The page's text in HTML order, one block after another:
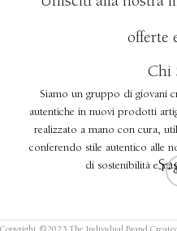
offerte
Chi
Siamo un gruppo di giovani
autentiche in nuovi prodotti
realizzato a mano con cura,
conferendo stile autentico alle
di sostenibilità e